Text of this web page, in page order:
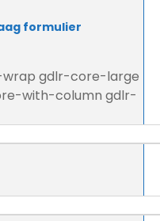
formulier
gdlr-core-large
with-column gdlr-